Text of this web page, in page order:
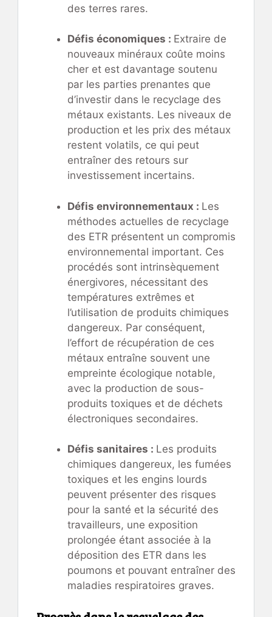
des terres rares.
Défis économiques : Extraire de
nouveaux minéraux coûte moins
cher et est davantage soutenu
par les parties prenantes que
d’investir dans le recyclage des
métaux existants. Les niveaux de
production et les prix des métaux
restent volatils, ce qui peut
entraîner des retours sur
investissement incertains.
Défis environnementaux : Les
méthodes actuelles de recyclage
des ETR présentent un compromis
environnemental important. Ces
procédés sont intrinsèquement
énergivores, nécessitant des
températures extrêmes et
l’utilisation de produits chimiques
dangereux. Par conséquent,
l’effort de récupération de ces
métaux entraîne souvent une
empreinte écologique notable,
avec la production de sous-
produits toxiques et de déchets
électroniques secondaires.
Défis sanitaires : Les produits
chimiques dangereux, les fumées
toxiques et les engins lourds
peuvent présenter des risques
pour la santé et la sécurité des
travailleurs, une exposition
prolongée étant associée à la
déposition des ETR dans les
poumons et pouvant entraîner des
maladies respiratoires graves.